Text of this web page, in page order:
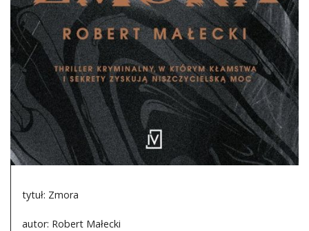
tytuł: Zmora
autor: Robert Małecki